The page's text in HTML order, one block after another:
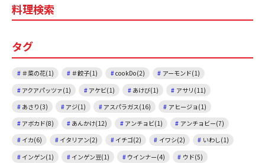
b
o
k
料理検索
タグ
＃菜の花(1) ＃餃子(1) cookDo(2)
アーモンド(1)
アクアパッツァ(1)
アケビ(1) あけび(1)
アサリ(11)
あさり(3)
アジ(1) アスパラガス(16)
アヒージョ(1)
アボカド(8)
あんかけ(12) アンチョビ(1)
アンチョビー(7)
イカ(6)
イタリアン(2) イチゴ(2) イワシ(2)
いわし(1)
インゲン(1)
インゲン豆(1) ウインナー(4)
ウド(5)